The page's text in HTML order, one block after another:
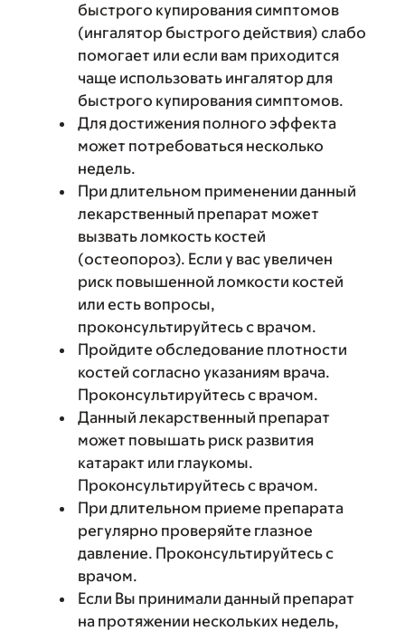
быстрого купирования симптомов
(ингалятор быстрого действия) слабо
помогает или если вам приходится
чаще использовать ингалятор для
быстрого купирования симптомов.
Для достижения полного эффекта
может потребоваться несколько
недель.
При длительном применении данный
лекарственный препарат может
вызвать ломкость костей
(остеопороз). Если у вас увеличен
риск повышенной ломкости костей
или есть вопросы,
проконсультируйтесь с врачом.
Пройдите обследование плотности
костей согласно указаниям врача.
Проконсультируйтесь с врачом.
Данный лекарственный препарат
может повышать риск развития
катаракт или глаукомы.
Проконсультируйтесь с врачом.
При длительном приеме препарата
регулярно проверяйте глазное
давление. Проконсультируйтесь с
врачом.
Если Вы принимали данный препарат
на протяжении нескольких недель,